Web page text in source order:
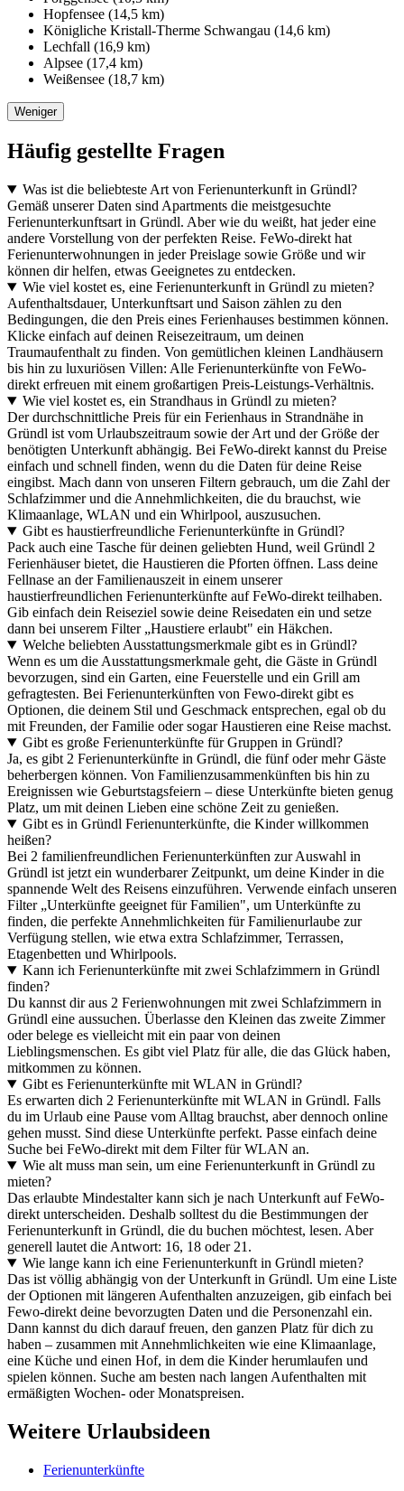
Hopfensee (14,5 km)
Königliche Kristall-Therme Schwangau (14,6 km)
Lechfall (16,9 km)
Alpsee (17,4 km)
Weißensee (18,7 km)
Weniger
Häufig gestellte Fragen
Was ist die beliebteste Art von Ferienunterkunft in Gründl?
Gemäß unserer Daten sind Apartments die meistgesuchte
Ferienunterkunftsart in Gründl. Aber wie du weißt, hat jeder eine
andere Vorstellung von der perfekten Reise. FeWo-direkt hat
Ferienunterwohnungen in jeder Preislage sowie Größe und wir
können dir helfen, etwas Geeignetes zu entdecken.
Wie viel kostet es, eine Ferienunterkunft in Gründl zu mieten?
Aufenthaltsdauer, Unterkunftsart und Saison zählen zu den
Bedingungen, die den Preis eines Ferienhauses bestimmen können.
Klicke einfach auf deinen Reisezeitraum, um deinen
Traumaufenthalt zu finden. Von gemütlichen kleinen Landhäusern
bis hin zu luxuriösen Villen: Alle Ferienunterkünfte von FeWo-
direkt erfreuen mit einem großartigen Preis-Leistungs-Verhältnis.
Wie viel kostet es, ein Strandhaus in Gründl zu mieten?
Der durchschnittliche Preis für ein Ferienhaus in Strandnähe in
Gründl ist vom Urlaubszeitraum sowie der Art und der Größe der
benötigten Unterkunft abhängig. Bei FeWo-direkt kannst du Preise
einfach und schnell finden, wenn du die Daten für deine Reise
eingibst. Mach dann von unseren Filtern gebrauch, um die Zahl der
Schlafzimmer und die Annehmlichkeiten, die du brauchst, wie
Klimaanlage, WLAN und ein Whirlpool, auszusuchen.
Gibt es haustierfreundliche Ferienunterkünfte in Gründl?
Pack auch eine Tasche für deinen geliebten Hund, weil Gründl 2
Ferienhäuser bietet, die Haustieren die Pforten öffnen. Lass deine
Fellnase an der Familienauszeit in einem unserer
haustierfreundlichen Ferienunterkünfte auf FeWo-direkt teilhaben.
Gib einfach dein Reiseziel sowie deine Reisedaten ein und setze
dann bei unserem Filter „Haustiere erlaubt" ein Häkchen.
Welche beliebten Ausstattungsmerkmale gibt es in Gründl?
Wenn es um die Ausstattungsmerkmale geht, die Gäste in Gründl
bevorzugen, sind ein Garten, eine Feuerstelle und ein Grill am
gefragtesten. Bei Ferienunterkünften von Fewo-direkt gibt es
Optionen, die deinem Stil und Geschmack entsprechen, egal ob du
mit Freunden, der Familie oder sogar Haustieren eine Reise machst.
Gibt es große Ferienunterkünfte für Gruppen in Gründl?
Ja, es gibt 2 Ferienunterkünfte in Gründl, die fünf oder mehr Gäste
beherbergen können. Von Familienzusammenkünften bis hin zu
Ereignissen wie Geburtstagsfeiern – diese Unterkünfte bieten genug
Platz, um mit deinen Lieben eine schöne Zeit zu genießen.
Gibt es in Gründl Ferienunterkünfte, die Kinder willkommen
heißen?
Bei 2 familienfreundlichen Ferienunterkünften zur Auswahl in
Gründl ist jetzt ein wunderbarer Zeitpunkt, um deine Kinder in die
spannende Welt des Reisens einzuführen. Verwende einfach unseren
Filter „Unterkünfte geeignet für Familien", um Unterkünfte zu
finden, die perfekte Annehmlichkeiten für Familienurlaube zur
Verfügung stellen, wie etwa extra Schlafzimmer, Terrassen,
Etagenbetten und Whirlpools.
Kann ich Ferienunterkünfte mit zwei Schlafzimmern in Gründl
finden?
Du kannst dir aus 2 Ferienwohnungen mit zwei Schlafzimmern in
Gründl eine aussuchen. Überlasse den Kleinen das zweite Zimmer
oder belege es vielleicht mit ein paar von deinen
Lieblingsmenschen. Es gibt viel Platz für alle, die das Glück haben,
mitkommen zu können.
Gibt es Ferienunterkünfte mit WLAN in Gründl?
Es erwarten dich 2 Ferienunterkünfte mit WLAN in Gründl. Falls
du im Urlaub eine Pause vom Alltag brauchst, aber dennoch online
gehen musst. Sind diese Unterkünfte perfekt. Passe einfach deine
Suche bei FeWo-direkt mit dem Filter für WLAN an.
Wie alt muss man sein, um eine Ferienunterkunft in Gründl zu
mieten?
Das erlaubte Mindestalter kann sich je nach Unterkunft auf FeWo-
direkt unterscheiden. Deshalb solltest du die Bestimmungen der
Ferienunterkunft in Gründl, die du buchen möchtest, lesen. Aber
generell lautet die Antwort: 16, 18 oder 21.
Wie lange kann ich eine Ferienunterkunft in Gründl mieten?
Das ist völlig abhängig von der Unterkunft in Gründl. Um eine Liste
der Optionen mit längeren Aufenthalten anzuzeigen, gib einfach bei
Fewo-direkt deine bevorzugten Daten und die Personenzahl ein.
Dann kannst du dich darauf freuen, den ganzen Platz für dich zu
haben – zusammen mit Annehmlichkeiten wie eine Klimaanlage,
eine Küche und einen Hof, in dem die Kinder herumlaufen und
spielen können. Suche am besten nach langen Aufenthalten mit
ermäßigten Wochen- oder Monatspreisen.
Weitere Urlaubsideen
Ferienunterkünfte